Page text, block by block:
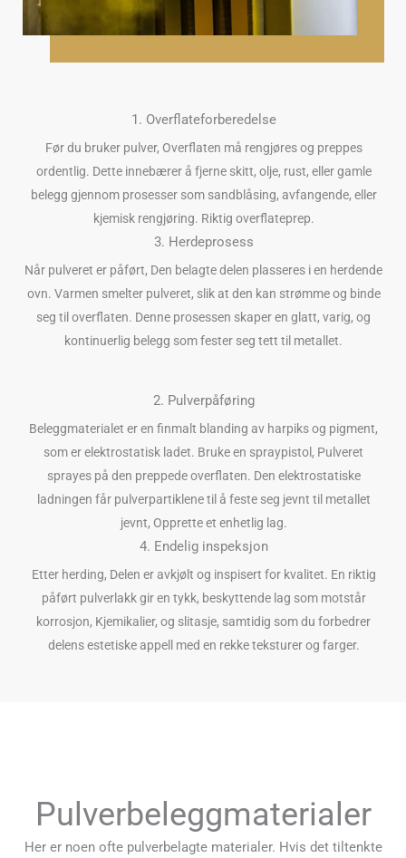
1. Overflateforberedelse
Før du bruker pulver, Overflaten må rengjøres og preppes
ordentlig. Dette innebærer å fjerne skitt, olje, rust, eller gamle
belegg gjennom prosesser som sandblåsing, avfangende, eller
kjemisk rengjøring. Riktig overflateprep.
3. Herdeprosess
Når pulveret er påført, Den belagte delen plasseres i en herdende
ovn. Varmen smelter pulveret, slik at den kan strømme og binde
seg til overflaten. Denne prosessen skaper en glatt, varig, og
kontinuerlig belegg som fester seg tett til metallet.
2. Pulverpåføring
Beleggmaterialet er en finmalt blanding av harpiks og pigment,
som er elektrostatisk ladet. Bruke en spraypistol, Pulveret
sprayes på den preppede overflaten. Den elektrostatiske
ladningen får pulverpartiklene til å feste seg jevnt til metallet
jevnt, Opprette et enhetlig lag.
4. Endelig inspeksjon
Etter herding, Delen er avkjølt og inspisert for kvalitet. En riktig
påført pulverlakk gir en tykk, beskyttende lag som motstår
korrosjon, Kjemikalier, og slitasje, samtidig som du forbedrer
delens estetiske appell med en rekke teksturer og farger.
Pulverbeleggmaterialer
Her er noen ofte pulverbelagte materialer. Hvis det tiltenkte